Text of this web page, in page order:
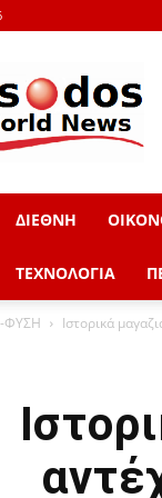
adieksodos.gr
ΔΙΕΘΝΗ
ΤΕΧΝΟΛΟΓΙΑ
ΦΥΣΗ Ιστορικά